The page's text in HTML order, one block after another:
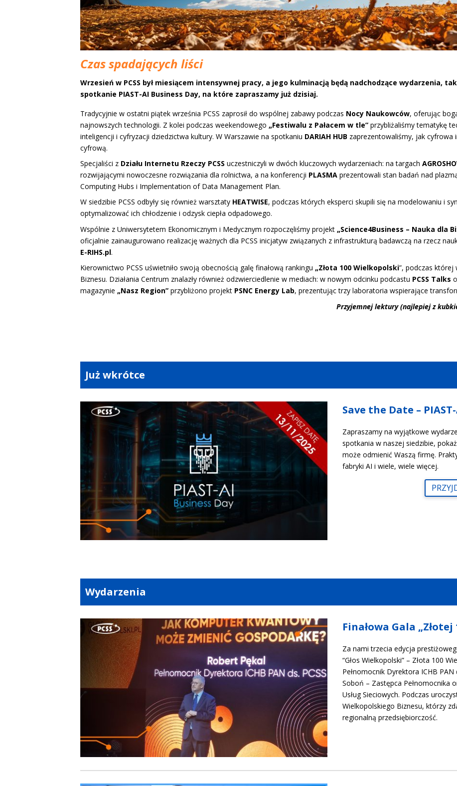
Czas spadających liści
Wrzesień w PCSS był miesiącem intensywnej pracy, a jego kulminacją będą nadchodzące wydarzenia,
spotkanie PIAST-AI Business Day, na które zapraszamy już dzisiaj.
Tradycyjnie w ostatni piątek września PCSS zaprosił do wspólnej zabawy podczas Nocy Naukowców, oferując
najnowszych technologii. Z kolei podczas weekendowego „Festiwalu z Pałacem w tle” przybliżaliśmy tematykę
inteligencji i cyfryzacji dziedzictwa kultury. W Warszawie na spotkaniu DARIAH HUB zaprezentowaliśmy, jak cyfrowa
cyfrową.
Specjaliści z Działu Internetu Rzeczy PCSS uczestniczyli w dwóch kluczowych wydarzeniach: na targach
rozwijającymi nowoczesne rozwiązania dla rolnictwa, a na konferencji PLASMA prezentowali stan badań nad
Computing Hubs i Implementation of Data Management Plan.
W siedzibie PCSS odbyły się również warsztaty HEATWISE, podczas których eksperci skupili się na modelowaniu i
optymalizować ich chłodzenie i odzysk ciepła odpadowego.
Wspólnie z Uniwersytetem Ekonomicznym i Medycznym rozpoczęliśmy projekt„Science4Business – Nauka dla
oficjalnie zainaugurowano realizację ważnych dla PCSS inicjatyw związanych z infrastrukturą badawczą na rzecz
E-RIHS.pl.
Kierownictwo PCSS uświetniło swoją obecnością galę finałową rankingu„Złota 100 Wielkopolski”, podczas
Biznesu. Działania Centrum znalazły również odzwierciedlenie w mediach: w nowym odcinku podcastu PCSS Talks
magazynie„Nasz Region” przybliżono projekt PSNC Energy Lab, prezentując trzy laboratoria wspierające
Przyjemnej lektury (najlepiej z
Już wkrótce
Save the Date –
Zapraszamy na wyjątkowe
spotkania w naszej siedzibie,
może odmienić Waszą firmę.
fabryki AI i wiele, wiele więcej.
Wydarzenia
Finałowa Gala
Za nami trzecia edycja
“Głos Wielkopolski” – Złota 100
Pełnomocnik Dyrektora ICHB PAN
Soboń – Zastępca Pełnomocnika
Usług Sieciowych. Podczas
Wielkopolskiego Biznesu, którzy
regionalną przedsiębiorczość.